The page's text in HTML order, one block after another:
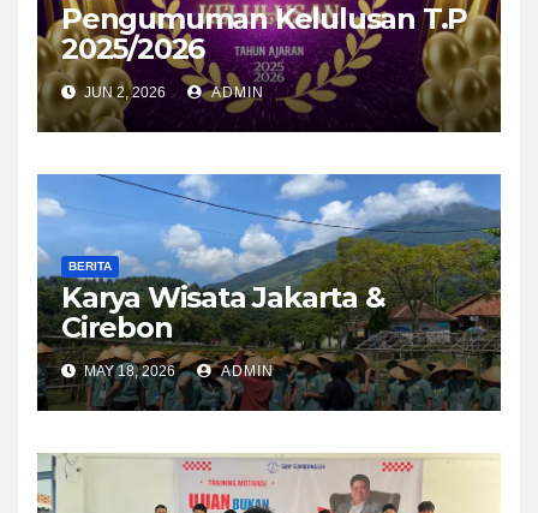
Pengumuman Kelulusan T.P
2025/2026
JUN 2, 2026 ADMIN
BERITA
Karya Wisata Jakarta &
Cirebon
MAY 18, 2026 ADMIN